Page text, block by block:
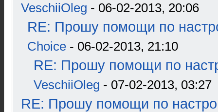
VeschiiOleg - 06-02-2013, 20:06
RE: Прошу помощи по
Choice - 06-02-2013, 21:10
RE: Прошу помощи по
VeschiiOleg - 07-02-2013, 03:27
RE: Прошу помощи по